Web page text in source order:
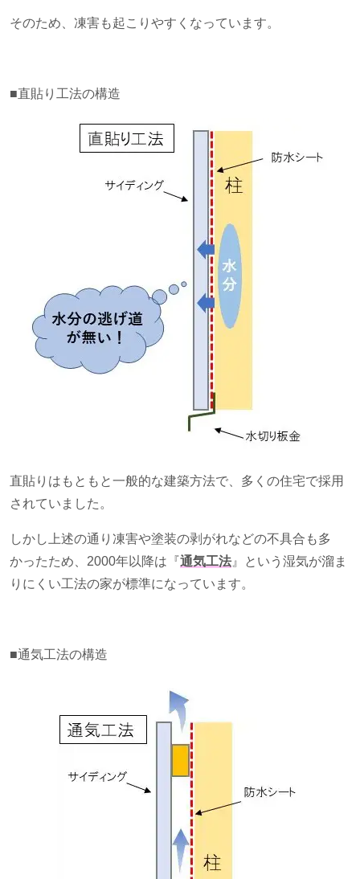
そのため、凍害も起こりやすくなっています。
■直貼り工法の構造
直貼りはもともと一般的な建築方法で、多くの住宅で採用
されていました。
しかし上述の通り凍害や塗装の剥がれなどの不具合も多
かったため、 2000年以降は『通気工法 』という湿気が溜ま
りにくい工法の家が標準になっています。
■通気工法の構造